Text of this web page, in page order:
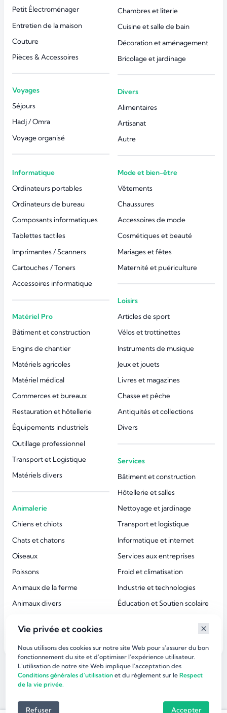
Petit Électroménager
Entretien de la maison
Couture
Pièces & Accessoires
Voyages
Séjours
Hadj / Omra
Voyage organisé
Chambres et literie
Cuisine et salle de bain
Décoration et aménagement
Bricolage et jardinage
Divers
Alimentaires
Artisanat
Autre
Informatique
Ordinateurs portables
Ordinateurs de bureau
Composants informatiques
Tablettes tactiles
Imprimantes / Scanners
Cartouches / Toners
Accessoires informatique
Matériel Pro
Bâtiment et construction
Engins de chantier
Matériels agricoles
Matériel médical
Commerces et bureaux
Restauration et hôtellerie
Équipements industriels
Outillage professionnel
Transport et Logistique
Matériels divers
Animalerie
Chiens et chiots
Chats et chatons
Oiseaux
Poissons
Animaux de la ferme
Animaux divers
Mode et bien-être
Vêtements
Chaussures
Accessoires de mode
Cosmétiques et beauté
Mariages et fêtes
Maternité et puériculture
Loisirs
Articles de sport
Vélos et trottinettes
Instruments de musique
Jeux et jouets
Livres et magazines
Chasse et pêche
Antiquités et collections
Divers
Services
Bâtiment et construction
Hôtellerie et salles
Nettoyage et jardinage
Transport et logistique
Informatique et internet
Services aux entreprises
Froid et climatisation
Industrie et technologies
Éducation et Soutien scolaire
©dirlaffaire.com 2026
Vie privée et cookies
Nous utilisons des cookies sur notre site Web pour s'assurer du bon
fonctionnement du site et d'optimiser l’expérience utilisateur.
L'utilisation de notre site Web implique l'acceptation des
Conditions générales d'utilisation et du règlement sur leRespect
de la vie privée.
Refuser Accepter